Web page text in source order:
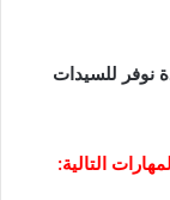
نوفر للسيدات
التالية: